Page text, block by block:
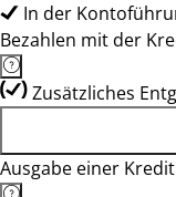
In der
Bezahlen mit der
Zusätzliches
Ausgabe einer